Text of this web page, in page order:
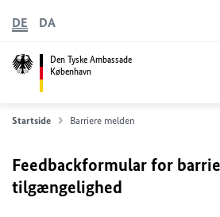
Den Tyske Ambassade
København
DE DA
Startside Barriere melden
Feedbackformular for
tilgængelighed